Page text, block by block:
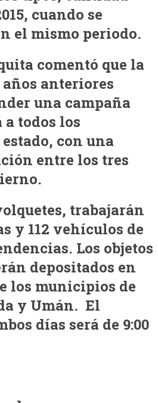
cuando se
el mismo periodo.
comentó que la
anteriores
una campaña
todos los
con una
entre los tres
trabajarán
y 112 vehículos de
Los objetos
depositados en
los municipios de
y Umán. El
días será de 9:00